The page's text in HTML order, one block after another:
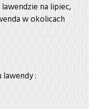
na lipiec,
w okolicach
: